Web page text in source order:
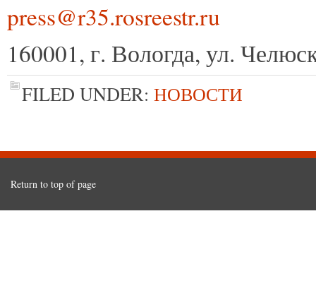
press@r35.rosreestr.ru
160001, г. Вологда, ул.
FILED UNDER: НОВОСТИ
Return to top of page